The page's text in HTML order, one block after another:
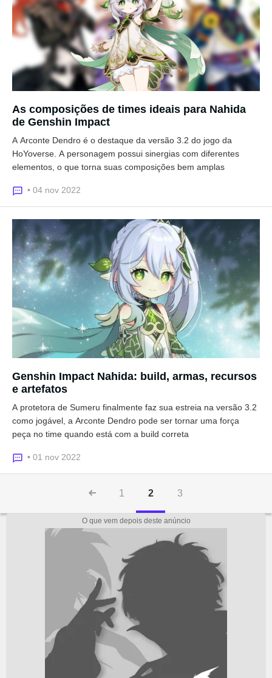
As composições de times ideais para Nahida
de Genshin Impact
A Arconte Dendro é o destaque da versão 3.2 do jogo da
HoYoverse. A personagem possui sinergias com diferentes
elementos, o que torna suas composições bem amplas
• 04 nov 2022
Genshin Impact Nahida: build, armas, recursos
e artefatos
A protetora de Sumeru finalmente faz sua estreia na versão 3.2
como jogável, a Arconte Dendro pode ser tornar uma força
peça no time quando está com a build correta
• 01 nov 2022
1 2 3